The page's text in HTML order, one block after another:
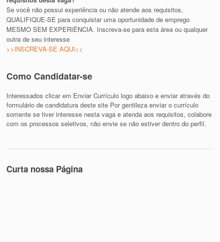
Se você não possui experiência ou não atende aos requisitos,
QUALIFIQUE-SE para conquistar uma oportunidade de emprego
MESMO SEM EXPERIÊNCIA. Inscreva-se para esta área ou qualquer
outra de seu interesse
>>INSCREVA-SE AQUI<<
Como Candidatar-se
Interessados clicar em Enviar Currículo logo abaixo e enviar através do
formulário de candidatura deste site Por gentileza enviar o currículo
somente se tiver interesse nesta vaga e atenda aos requisitos, colabore
com os processos seletivos, não envie se não estiver dentro do perfil.
Curta nossa Página